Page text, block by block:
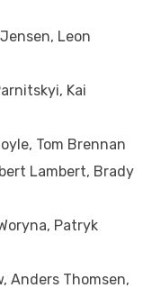
Leon
Kai
Tom Brennan
Lambert, Brady
Patryk
Anders Thomsen,